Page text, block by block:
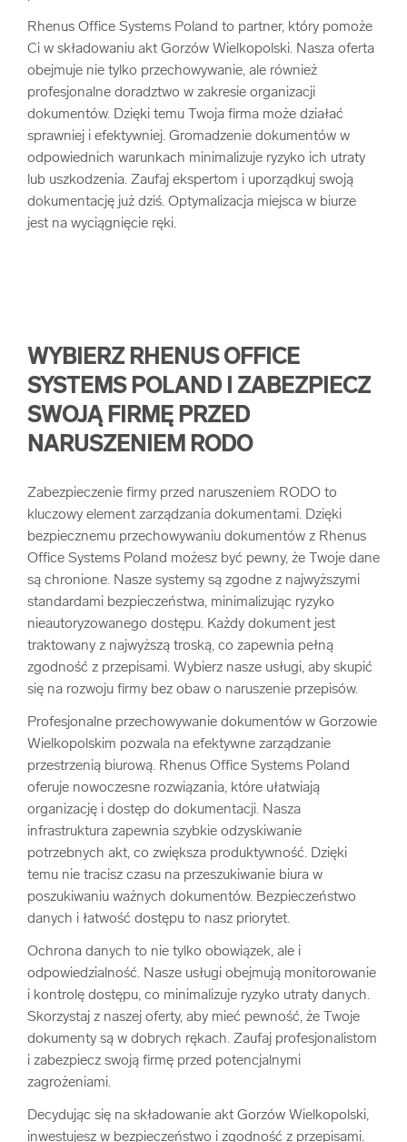
Rhenus Office Systems Poland to partner, który pomoże
Ci w składowaniu akt Gorzów Wielkopolski. Nasza oferta
obejmuje nie tylko przechowywanie, ale również
profesjonalne doradztwo w zakresie organizacji
dokumentów. Dzięki temu Twoja firma może działać
sprawniej i efektywniej. Gromadzenie dokumentów w
odpowiednich warunkach minimalizuje ryzyko ich utraty
lub uszkodzenia. Zaufaj ekspertom i uporządkuj swoją
dokumentację już dziś. Optymalizacja miejsca w biurze
jest na wyciągnięcie ręki.
WYBIERZ RHENUS OFFICE
SYSTEMS POLAND I ZABEZPIECZ
SWOJĄ FIRMĘ PRZED
NARUSZENIEM RODO
Zabezpieczenie firmy przed naruszeniem RODO to
kluczowy element zarządzania dokumentami. Dzięki
bezpiecznemu przechowywaniu dokumentów z Rhenus
Office Systems Poland możesz być pewny, że Twoje dane
są chronione. Nasze systemy są zgodne z najwyższymi
standardami bezpieczeństwa, minimalizując ryzyko
nieautoryzowanego dostępu. Każdy dokument jest
traktowany z najwyższą troską, co zapewnia pełną
zgodność z przepisami. Wybierz nasze usługi, aby skupić
się na rozwoju firmy bez obaw o naruszenie przepisów.
Profesjonalne przechowywanie dokumentów w Gorzowie
Wielkopolskim pozwala na efektywne zarządzanie
przestrzenią biurową. Rhenus Office Systems Poland
oferuje nowoczesne rozwiązania, które ułatwiają
organizację i dostęp do dokumentacji. Nasza
infrastruktura zapewnia szybkie odzyskiwanie
potrzebnych akt, co zwiększa produktywność. Dzięki
temu nie tracisz czasu na przeszukiwanie biura w
poszukiwaniu ważnych dokumentów. Bezpieczeństwo
danych i łatwość dostępu to nasz priorytet.
Ochrona danych to nie tylko obowiązek, ale i
odpowiedzialność. Nasze usługi obejmują monitorowanie
i kontrolę dostępu, co minimalizuje ryzyko utraty danych.
Skorzystaj z naszej oferty, aby mieć pewność, że Twoje
dokumenty są w dobrych rękach. Zaufaj profesjonalistom
i zabezpiecz swoją firmę przed potencjalnymi
zagrożeniami.
Decydując się na składowanie akt Gorzów Wielkopolski,
inwestujesz w bezpieczeństwo i zgodność z przepisami.